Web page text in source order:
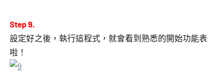
Step 9.
設定好之後，執行這程式，就會看到熟悉的開始功能表
啦！